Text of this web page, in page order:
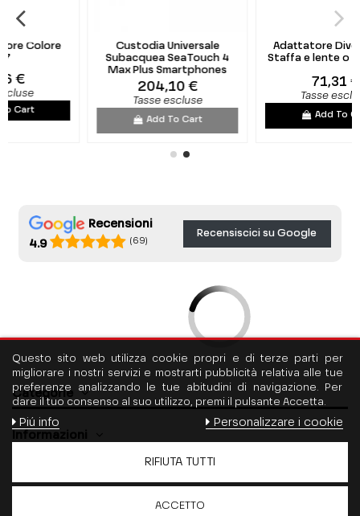
Custodia Universale
Subacquea SeaTouch 4
Max Plus Smartphones
204,10 €
Tasse escluse
Add To Cart
Adattatore Divevolk per
Staffa e lente o filtro M67
Tasse escluse
Add To Cart
Recensioni
4.9
(69)
Recensiscici su Google
Categorie
Informazioni
Questo sito web utilizza cookie propri e di terze parti per
migliorare i nostri servizi e mostrarti pubblicità relativa alle tue
preferenze analizzando le tue abitudini di navigazione. Per
dare il tuo consenso al suo utilizzo, premi il pulsante Accetta.
Piú info Personalizzare i cookie
RIFIUTA TUTTI
ACCETTO